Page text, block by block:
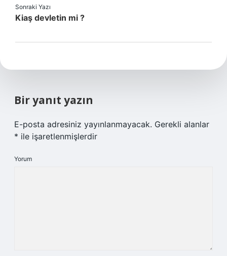
Sonraki Yazı
Kiaş devletin mi ?
Bir yanıt yazın
E-posta adresiniz yayınlanmayacak. Gerekli alanlar
* ile işaretlenmişlerdir
Yorum